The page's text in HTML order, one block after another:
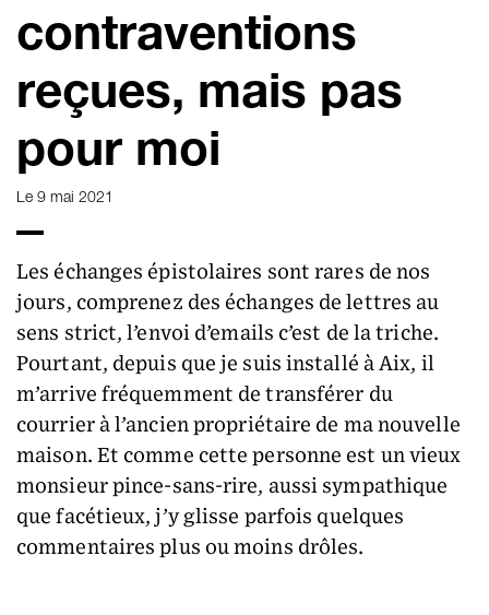
contraventions
reçues, mais pas
pour moi
Le 9 mai 2021
Les échanges épistolaires sont rares de nos
jours, comprenez des échanges de lettres au
sens strict, l’envoi d’emails c’est de la triche.
Pourtant, depuis que je suis installé à Aix, il
m’arrive fréquemment de transférer du
courrier à l’ancien propriétaire de ma nouvelle
maison. Et comme cette personne est un vieux
monsieur pince-sans-rire, aussi sympathique
que facétieux, j’y glisse parfois quelques
commentaires plus ou moins drôles.